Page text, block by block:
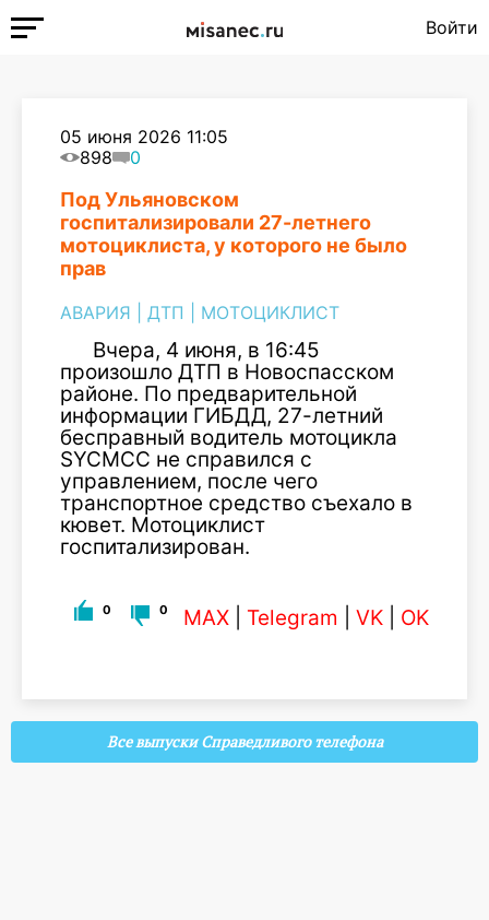
Войти
05 июня 2026 11:05
898
0
Под Ульяновском
госпитализировали 27-летнего
мотоциклиста, у которого не было
прав
АВАРИЯ ДТП МОТОЦИКЛИСТ
Вчера, 4 июня, в 16:45
произошло ДТП в Новоспасском
районе. По предварительной
информации ГИБДД, 27-летний
бесправный водитель мотоцикла
SYCMCC не справился с
управлением, после чего
транспортное средство съехало в
кювет. Мотоциклист
госпитализирован.
0 0 MAX Telegram VK OK
Все выпуски Справедливого телефона